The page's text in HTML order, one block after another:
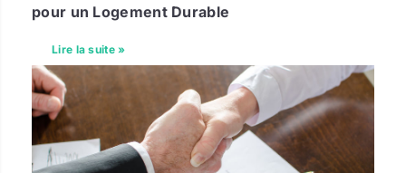
pour un Logement Durable
Lire la suite »